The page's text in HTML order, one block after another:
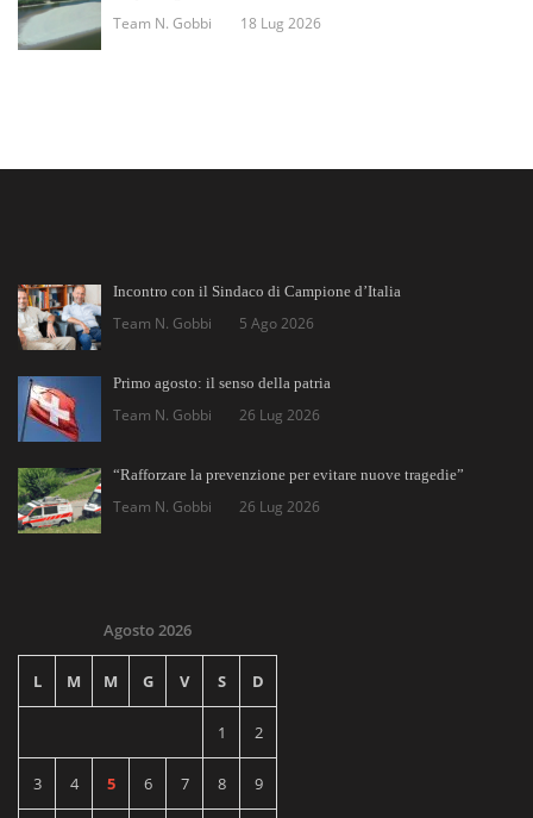
Team N. Gobbi 18 Lug 2026
Incontro con il Sindaco di Campione d’Italia
Team N. Gobbi 5 Ago 2026
Primo agosto: il senso della patria
Team N. Gobbi 26 Lug 2026
“Rafforzare la prevenzione per evitare nuove tragedie”
Team N. Gobbi 26 Lug 2026
Agosto 2026
L M M G V S D
1 2
3 4 5 6 7 8 9